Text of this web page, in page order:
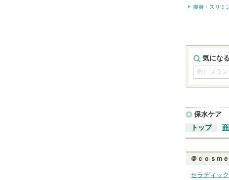
痩身・スリミ
気にな
保水ケア
トップ
＠ｃｏｓｍ
セラディッ